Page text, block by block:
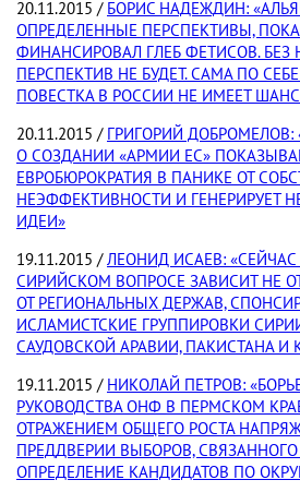
20.11.2015 / БОРИС НАДЕЖДИН:
ОПРЕДЕЛЕННЫЕ ПЕРСПЕКТИВЫ,
ФИНАНСИРОВАЛ ГЛЕБ ФЕТИСОВ. БЕЗ
ПЕРСПЕКТИВ НЕ БУДЕТ. САМА ПО
ПОВЕСТКА В РОССИИ НЕ ИМЕЕТ
20.11.2015 / ГРИГОРИЙ
О СОЗДАНИИ «АРМИИ ЕС»
ЕВРОБЮРОКРАТИЯ В ПАНИКЕ ОТ
НЕЭФФЕКТИВНОСТИ И ГЕНЕРИРУЕТ
ИДЕИ»
19.11.2015 /ЛЕОНИД ИСАЕВ:
СИРИЙСКОМ ВОПРОСЕ ЗАВИСИТ НЕ
ОТ РЕГИОНАЛЬНЫХ ДЕРЖАВ,
ИСЛАМИСТСКИЕ ГРУППИРОВКИ
САУДОВСКОЙ АРАВИИ, ПАКИСТАНА И
19.11.2015 / НИКОЛАЙ ПЕТРОВ:
РУКОВОДСТВА ОНФ В ПЕРМСКОМ
ОТРАЖЕНИЕМ ОБЩЕГО РОСТА
ПРЕДДВЕРИИ ВЫБОРОВ,
ОПРЕДЕЛЕНИЕ КАНДИДАТОВ ПО